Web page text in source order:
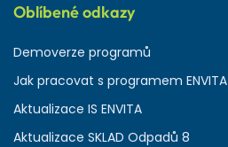
Oblíbené odkazy
Demoverze programů
Jak pracovat s programem ENVITA
Aktualizace IS ENVITA
Aktualizace SKLAD Odpadů 8